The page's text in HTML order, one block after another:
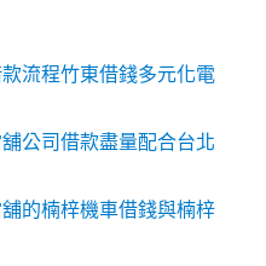
流程竹東借錢多元化電
公司借款盡量配合台北
的楠梓機車借錢與楠梓